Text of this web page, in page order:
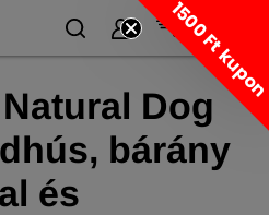
Dog
bárány
és
1500 Ft